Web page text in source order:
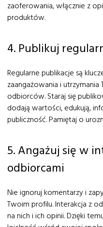
zaoferowania, włącznie z
produktów.
4. Publikuj
Regularne publikacje są
zaangażowania i
odbiorców. Staraj się
dodają wartości, edukują,
publiczność. Pamiętaj o
5. Angażuj się w
odbiorcami
Nie ignoruj komentarzy i
Twoim profilu. Interakcja z
na nich i ich opinii. Dzięki